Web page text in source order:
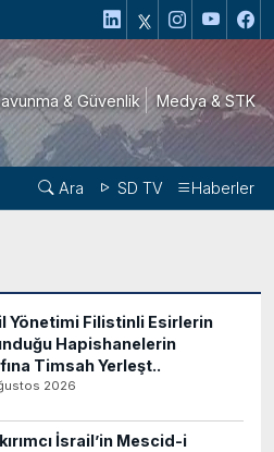
& Güvenlik Medya & STK
Ara SD TV Haberler
Yönetimi Filistinli Esirlerin
Hapishanelerin
Timsah Yerleşt..
2026
İsrail’in Mescid-i